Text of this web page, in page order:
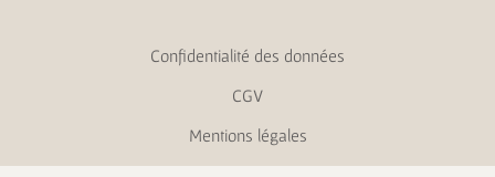
Confidentialité des données
CGV
Mentions légales